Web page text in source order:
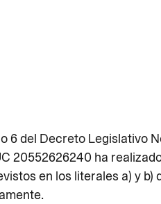
del Decreto Legislativo
20552626240 ha
en los literales a) y